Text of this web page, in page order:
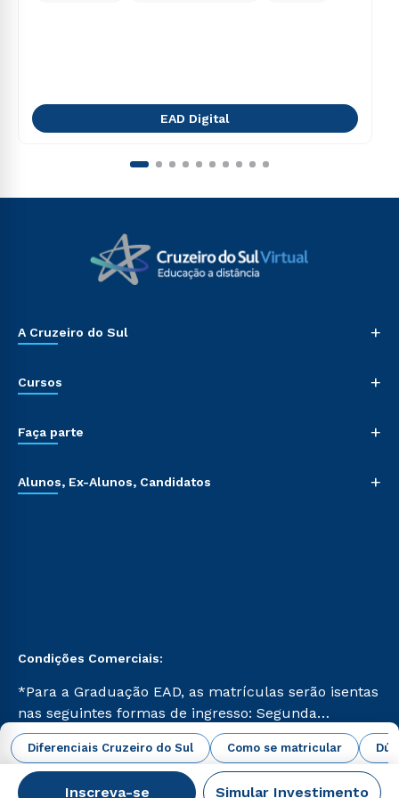
Diferenciais Cruzeiro do Sul Como se matricular
Inscreva-se Simular Investimento
EAD Digital
A Cruzeiro do Sul +
Cursos +
Faça parte +
Alunos, Ex-Alunos, Candidatos +
Condições Comerciais:
*Para a Graduação EAD, as matrículas serão isentas
nas seguintes formas de ingresso: Segunda
Graduação, Segunda Graduação 2.0 e Transferência.
Já para as demais, a taxa de matrícula será de R$
49. *Para a Pós-graduação EAD, as ofertas
abrir todas as condições vigentes